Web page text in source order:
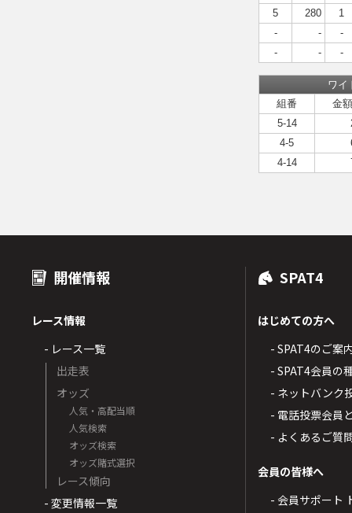
5
280
1
-
-
-
-
- -
ワイ
組番
金額
5-14
4-5
4-14
開催情報
レース情報
- レース一覧
出走表
オッズ
人気・高配当順
人気検索
オッズ検索
オッズ賭式選択
レース傾向
- 変更情報一覧
SPAT4
はじめての方へ
- SPAT4のご案
- SPAT4会員の
- ネットバンク
- 電話投票会員
- よくあるご質
会員の皆様へ
- 会員サポート